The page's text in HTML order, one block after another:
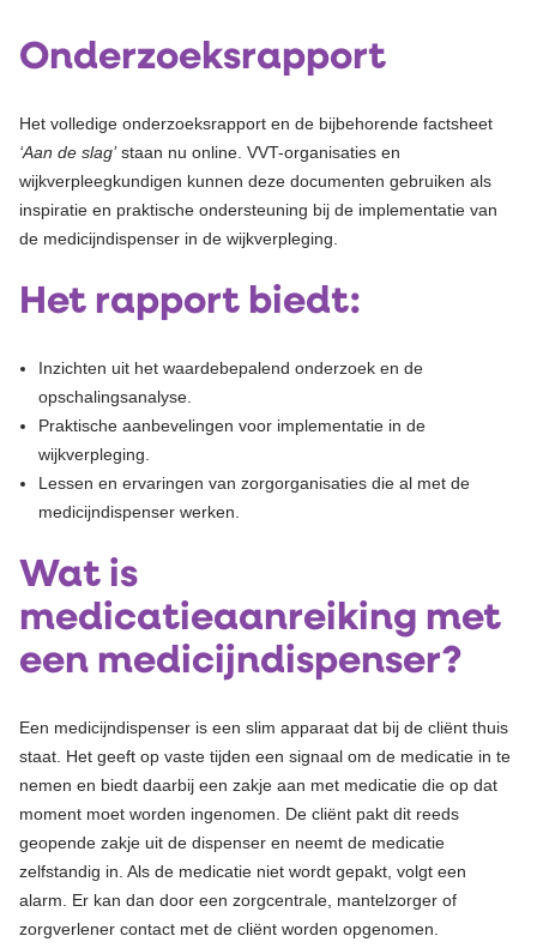
Onderzoeksrapport
Het volledige onderzoeksrapport en de bijbehorende factsheet
‘Aan de slag’staan nu online. VVT-organisaties en
wijkverpleegkundigen kunnen deze documenten gebruiken als
inspiratie en praktische ondersteuning bij de implementatie van
de medicijndispenser in de wijkverpleging.
Het rapport biedt:
Inzichten uit het waardebepalend onderzoek en de
opschalingsanalyse.
Praktische aanbevelingen voor implementatie in de
wijkverpleging.
Lessen en ervaringen van zorgorganisaties die al met de
medicijndispenser werken.
Wat is
medicatieaanreiking met
een medicijndispenser?
Een medicijndispenser is een slim apparaat dat bij de cliënt thuis
staat. Het geeft op vaste tijden een signaal om de medicatie in te
nemen en biedt daarbij een zakje aan met medicatie die op dat
moment moet worden ingenomen. De cliënt pakt dit reeds
geopende zakje uit de dispenser en neemt de medicatie
zelfstandig in. Als de medicatie niet wordt gepakt, volgt een
alarm. Er kan dan door een zorgcentrale, mantelzorger of
zorgverlener contact met de cliënt worden opgenomen.